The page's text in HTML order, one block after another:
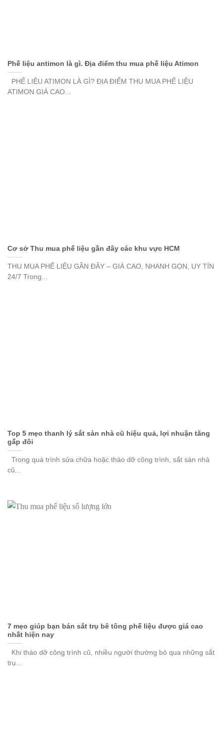
Phế liệu antimon là gì. Địa điểm thu mua phế liệu Atimon
PHẾ LIỆU ATIMON LÀ GÌ? ĐỊA ĐIỂM THU MUA PHẾ LIỆU
ATIMON GIÁ CAO...
Cơ sở Thu mua phế liệu gần đây các khu vực HCM
THU MUA PHẾ LIỆU GẦN ĐÂY – GIÁ CAO, NHANH GỌN, UY TÍN
24/7 Trong...
Top 5 mẹo thanh lý sắt sàn nhà cũ hiệu quả, lợi nhuận tăng
gấp đôi
Trong quá trình sửa chữa hoặc tháo dỡ công trình, sắt sàn nhà
cũ...
7 mẹo giúp bạn bán sắt trụ bê tông phế liệu được giá cao
nhất hiện nay
Khi tháo dỡ công trình cũ, nhiều người thường bỏ qua những sắt
trụ...